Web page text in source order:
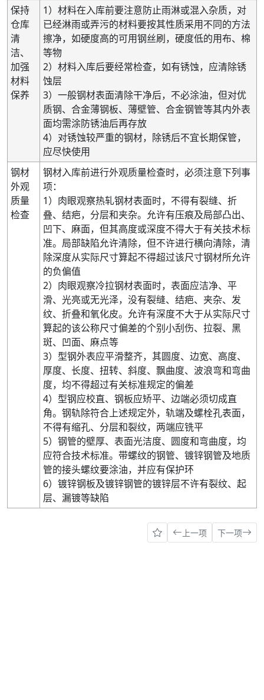
保持
仓库
清
洁、
加强
材料
保养
1）材料在入库前要注意防止雨淋或混入杂质，对
已经淋雨或弄污的材料要按其性质采用不同的方法
擦净，如硬度高的可用钢丝刷，硬度低的用布、棉
等物
2）材料入库后要经常检查，如有锈蚀，应清除锈
蚀层
3）一般钢材表面清除干净后，不必涂油，但对优
质钢、合金薄钢板、薄壁管、合金钢管等其内外表
面均需涂防锈油后再存放
4）对锈蚀较严重的钢材，除锈后不宜长期保管，
应尽快使用
钢材
外观
质量
检查
钢材入库前进行外观质量检查时，必须注意下列事
项：
1）肉眼观察热轧钢材表面时，不得有裂缝、折
叠、结疤，分层和夹杂。允许有压痕及局部凸出、
凹下、麻面，但其高度或深度不得大于有关技术标
准。局部缺陷允许清除，但不许进行横向清除，清
除深度从实际尺寸算起不得超过该尺寸钢材所允许
的负偏值
2）肉眼观察冷拉钢材表面时，表面应洁净、平
滑、光亮或无光泽，没有裂缝、结疤、夹杂、发
纹、折叠和氧化皮。允许有深度不大于从实际尺寸
算起的该公称尺寸偏差的个别小刮伤、拉裂、黑
斑、凹面、麻点等
3）型钢外表应平滑整齐，其圆度、边宽、高度、
厚度、长度、扭转、斜度、飘曲度、波浪弯和弯曲
度，均不得超过有关标准规定的偏差
4）型钢应校直、钢板应矫平、边端必须切成直
角。钢轨除符合上述规定外，轨端及螺栓孔表面，
不得有缩孔、分层和裂纹，两端应铣平
5）钢管的壁厚、表面光洁度、圆度和弯曲度，均
应符合技术标准。带螺纹的钢管、镀锌钢管及地质
管的接头螺纹要涂油，并应有保护环
6）镀锌钢板及镀锌钢管的镀锌层不许有裂纹、起
层、漏镀等缺陷
上一项 下一项